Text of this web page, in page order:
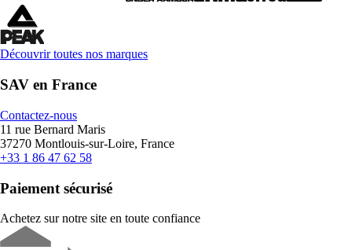
Découvrir toutes nos marques
SAV en France
Contactez-nous
11 rue Bernard Maris
37270 Montlouis-sur-Loire, France
+33 1 86 47 62 58
Paiement sécurisé
Achetez sur notre site en toute confiance